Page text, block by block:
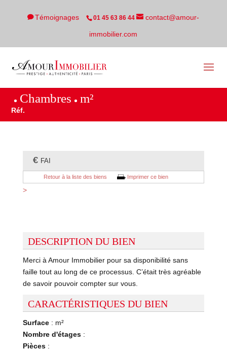
Témoignages 01 45 63 86 44 contact@amour-
immobilier.com
Chambres m²
Réf.
€ FAI
Retour à la liste des biens Imprimer ce bien
>
DESCRIPTION DU BIEN
Merci à Amour Immobilier pour sa disponibilité sans
faille tout au long de ce processus. C’était très agréable
de savoir pouvoir compter sur vous.
CARACTÉRISTIQUES DU BIEN
Surface: m²
Nombre d'étages:
Pièces: